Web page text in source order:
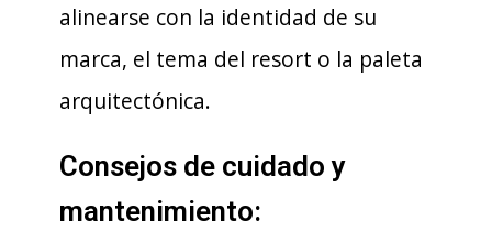
alinearse con la identidad de su
marca, el tema del resort o la paleta
arquitectónica.
Consejos de cuidado y
mantenimiento: